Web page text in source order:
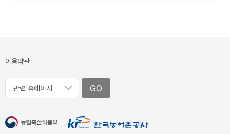
이용약관
관련 홈페이지 GO